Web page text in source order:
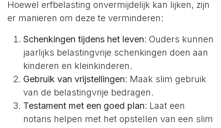
Hoewel erfbelasting onvermijdelijk kan lijken, zijn
er manieren om deze te verminderen:
Schenkingen tijdens het leven: Ouders kunnen
jaarlijks belastingvrije schenkingen doen aan
kinderen en kleinkinderen.
Gebruik van vrijstellingen: Maak slim gebruik
van de belastingvrije bedragen.
Testament met een goed plan: Laat een
notaris helpen met het opstellen van een slim